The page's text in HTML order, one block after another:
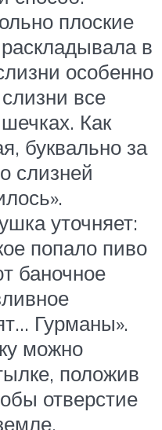
плоские
в
особенно
все
Как
буквально за
слизней
уточняет:
попало пиво
баночное
Гурманы».
можно
положив
отверстие